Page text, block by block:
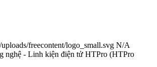
freecontent/logo_small.svg N/A
nghệ - Linh kiện điện tử HTPro (HTPro